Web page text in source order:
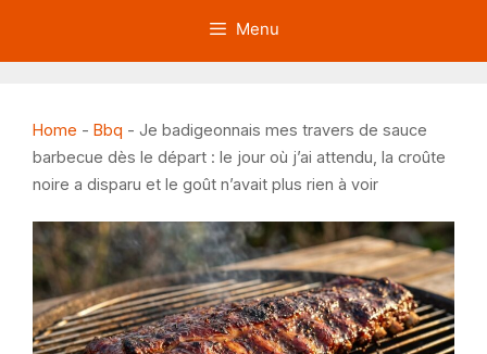
Menu
Home - Bbq - Je badigeonnais mes travers de sauce
barbecue dès le départ : le jour où j’ai attendu, la croûte
noire a disparu et le goût n’avait plus rien à voir